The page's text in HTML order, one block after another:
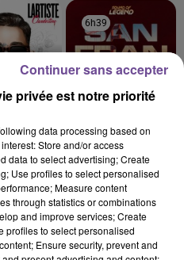
6h39
6h39
San Francisco
compte-tenu du refus du
privée est notre priorité
data processing based on
Store and/or access
data to select advertising; Create
Use profiles to select personalised
Measure content
through statistics or combinations
and improve services; Create
profiles to select personalised
Ensure security, prevent and
Continuer sans accepter